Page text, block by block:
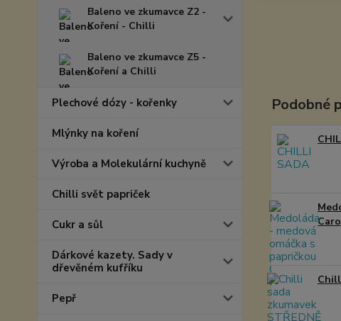
Baleno ve zkumavce Z2 -
Koření - Chilli
Baleno ve zkumavce Z5 -
Koření a Chilli
Plechové dózy - kořenky
Mlýnky na koření
Výroba a Molekulární kuchyně
Chilli svět papriček
Cukr a sůl
Dárkové kazety. Sady v
dřevěném kufříku
Pepř
Podobné